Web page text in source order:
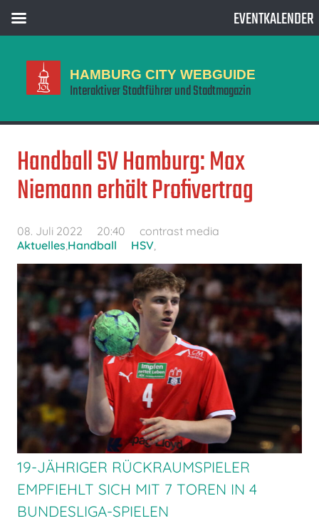
HAMBURG CITY WEBGUIDE
Interaktiver Stadtführer und Stadtmagazin
Handball SV Hamburg: Max
Niemann erhält Profivertrag
08. Juli 2022 20:40
contrast media
Aktuelles Handball HSV
19-JÄHRIGER RÜCKRAUMSPIELER
EMPFIEHLT SICH MIT 7 TOREN IN 4
BUNDESLIGA-SPIELEN
EVENTKALENDER